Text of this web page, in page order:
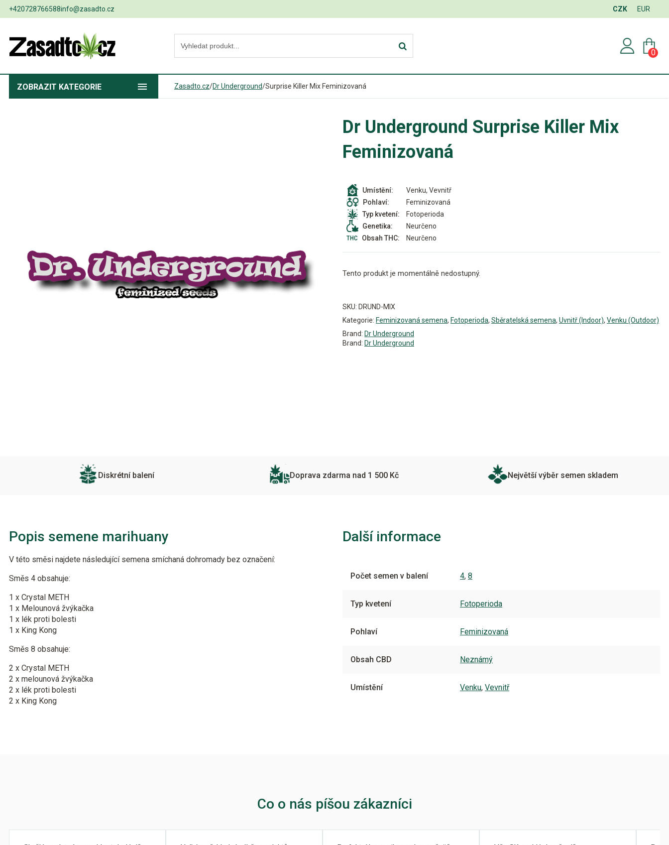
+420728766588info@zasadto.cz CZK EUR
0
ZOBRAZIT KATEGORIE Zasadto.cz/Dr Underground/Surprise Killer Mix Feminizovaná
Dr Underground Surprise Killer Mix
Feminizovaná
Umístění:
Venku, Vevnitř
Pohlaví:
Feminizovaná
Typ kvetení:
Fotoperioda
Genetika:
Neurčeno
Obsah THC:
Neurčeno
Tento produkt je momentálně nedostupný.
SKU: DRUND-MIX
Kategorie: Feminizovaná semena, Fotoperioda, Sběratelská semena, Uvnitř (Indoor), Venku (Outdoor)
Brand: Dr Underground
Brand: Dr Underground
Diskrétní balení Doprava zdarma nad 1 500 Kč Největší výběr semen skladem
Popis semene marihuany
V této směsi najdete následující semena smíchaná dohromady bez označení:
Směs 4 obsahuje:
1 x Crystal METH
1 x Melounová žvýkačka
1 x lék proti bolesti
1 x King Kong
Směs 8 obsahuje:
2 x Crystal METH
2 x melounová žvýkačka
2 x lék proti bolesti
2 x King Kong
Další informace
Počet semen v balení 4, 8
Typ kvetení Fotoperioda
Pohlaví Feminizovaná
Obsah CBD Neznámý
Umístění Venku, Vevnitř
Co o nás píšou zákazníci